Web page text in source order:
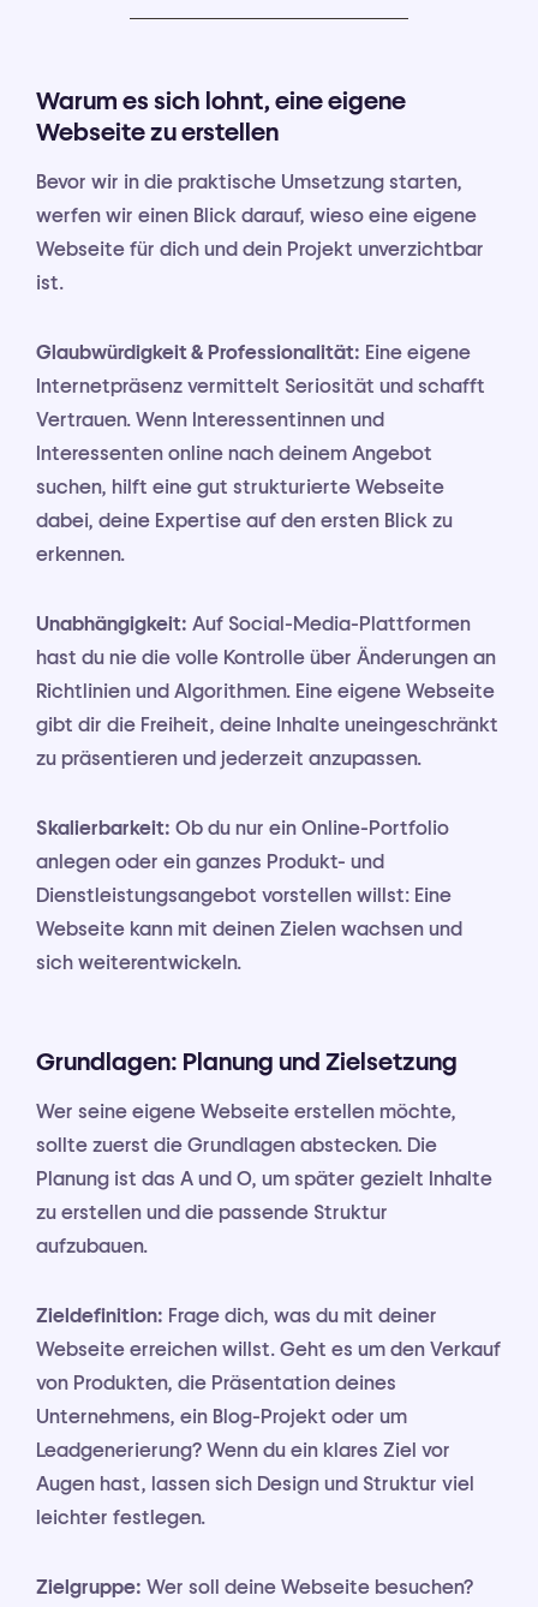
Warum es sich lohnt, eine eigene
Webseite zu erstellen
Bevor wir in die praktische Umsetzung starten,
werfen wir einen Blick darauf, wieso eine eigene
Webseite für dich und dein Projekt unverzichtbar
ist.
Glaubwürdigkeit & Professionalität: Eine eigene
Internetpräsenz vermittelt Seriosität und schafft
Vertrauen. Wenn Interessentinnen und
Interessenten online nach deinem Angebot
suchen, hilft eine gut strukturierte Webseite
dabei, deine Expertise auf den ersten Blick zu
erkennen.
Unabhängigkeit: Auf Social-Media-Plattformen
hast du nie die volle Kontrolle über Änderungen an
Richtlinien und Algorithmen. Eine eigene Webseite
gibt dir die Freiheit, deine Inhalte uneingeschränkt
zu präsentieren und jederzeit anzupassen.
Skalierbarkeit: Ob du nur ein Online-Portfolio
anlegen oder ein ganzes Produkt- und
Dienstleistungsangebot vorstellen willst: Eine
Webseite kann mit deinen Zielen wachsen und
sich weiterentwickeln.
Grundlagen: Planung und Zielsetzung
Wer seine eigene Webseite erstellen möchte,
sollte zuerst die Grundlagen abstecken. Die
Planung ist das A und O, um später gezielt Inhalte
zu erstellen und die passende Struktur
aufzubauen.
Zieldefinition: Frage dich, was du mit deiner
Webseite erreichen willst. Geht es um den Verkauf
von Produkten, die Präsentation deines
Unternehmens, ein Blog-Projekt oder um
Leadgenerierung? Wenn du ein klares Ziel vor
Augen hast, lassen sich Design und Struktur viel
leichter festlegen.
Zielgruppe: Wer soll deine Webseite besuchen?